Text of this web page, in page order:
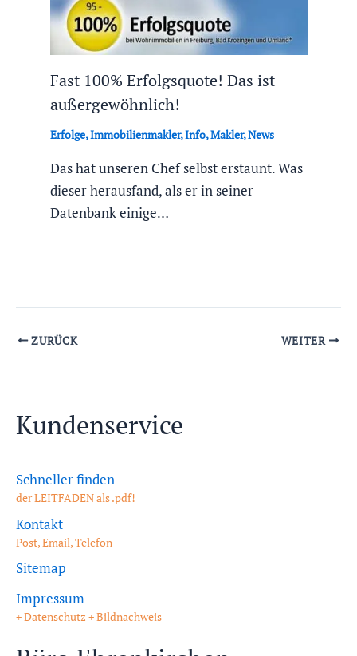
Fast 100% Erfolgsquote! Das ist
außergewöhnlich!
Erfolge,Immobilienmakler,Info,Makler,News
Das hat unseren Chef selbst erstaunt. Was
dieser herausfand, als er in seiner
Datenbank einige…
ZURÜCK WEITER
Kundenservice
Schneller finden
der LEITFADEN als .pdf!
Kontakt
Post, Email, Telefon
Sitemap
Impressum
+ Datenschutz + Bildnachweis